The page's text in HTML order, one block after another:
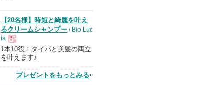
品
【20名様】時短と綺麗を叶え
るクリームシャンプー / Bio Luc
ia
現
1本10役！タイパと美髪の両立
を叶えます♪
プレゼントをもっとみる